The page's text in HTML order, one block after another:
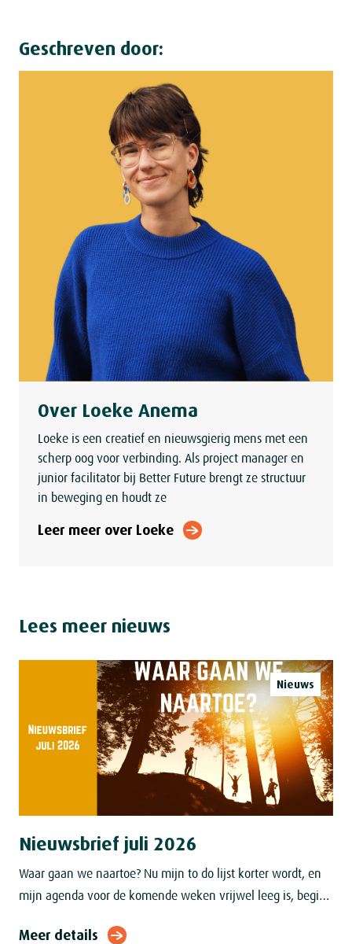
Geschreven door:
Over Loeke Anema
Loeke is een creatief en nieuwsgierig mens met een
scherp oog voor verbinding. Als project manager en
junior facilitator bij Better Future brengt ze structuur
in beweging en houdt ze
Leer meer over Loeke
Lees meer nieuws
Nieuws
Nieuwsbrief juli 2026
Waar gaan we naartoe? Nu mijn to do lijst korter wordt, en
mijn agenda voor de komende weken vrijwel leeg is, begint
Meer details